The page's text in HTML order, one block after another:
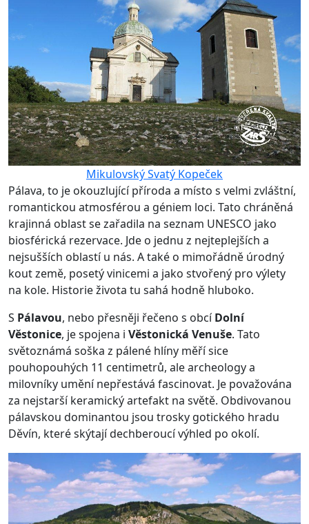
Mikulovský Svatý Kopeček
Pálava, to je okouzlující příroda a místo s velmi zvláštní,
romantickou atmosférou a géniem loci. Tato chráněná
krajinná oblast se zařadila na seznam UNESCO jako
biosférická rezervace. Jde o jednu z nejteplejších a
nejsušších oblastí u nás. A také o mimořádně úrodný
kout země, posetý vinicemi a jako stvořený pro výlety
na kole. Historie života tu sahá hodně hluboko.
S Pálavou, nebo přesněji řečeno s obcíDolní
Věstonice, je spojena i Věstonická Venuše. Tato
světoznámá soška z pálené hlíny měří sice
pouhopouhých 11 centimetrů, ale archeology a
milovníky umění nepřestává fascinovat. Je považována
za nejstarší keramický artefakt na světě. Obdivovanou
pálavskou dominantou jsou trosky gotického hradu
Děvín, které skýtají dechberoucí výhled po okolí.